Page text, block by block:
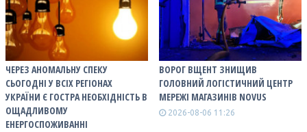
ЧЕРЕЗ АНОМАЛЬНУ СПЕКУ
СЬОГОДНІ У ВСІХ РЕГІОНАХ
УКРАЇНИ Є ГОСТРА НЕОБХІДНІСТЬ В
ОЩАДЛИВОМУ
ЕНЕРГОСПОЖИВАННІ
ВОРОГ ВЩЕНТ ЗНИЩИВ
ГОЛОВНИЙ ЛОГІСТИЧНИЙ ЦЕНТР
МЕРЕЖІ МАГАЗИНІВ NOVUS
2026-08-06 11:26